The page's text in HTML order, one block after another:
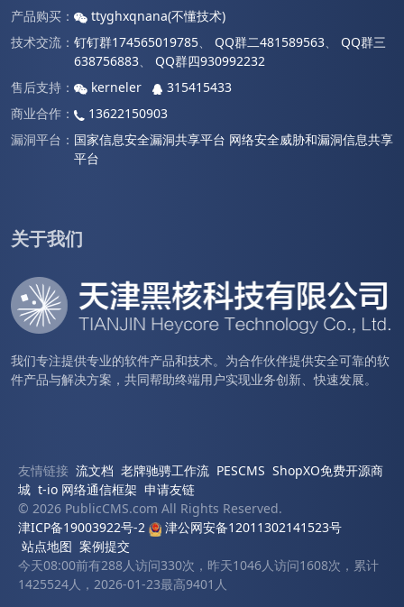
产品购买：
ttyghxqnana(不懂技术)
技术交流： 钉钉群174565019785、 QQ群二481589563、 QQ群三
638756883、 QQ群四930992232
售后支持：
kerneler
315415433
商业合作：
13622150903
漏洞平台： 国家信息安全漏洞共享平台 网络安全威胁和漏洞信息共享
平台
关于我们
我们专注提供专业的软件产品和技术。为合作伙伴提供安全可靠的软
件产品与解决方案，共同帮助终端用户实现业务创新、快速发展。
友情链接 流文档 老牌驰骋工作流 PESCMS ShopXO免费开源商
城 t-io 网络通信框架 申请友链
© 2026 PublicCMS.com All Rights Reserved.
津ICP备19003922号-2
津公网安备12011302141523号
站点地图 案例提交
今天08:00前有288人访问330次，昨天1046人访问1608次，累计
1425524人，2026-01-23最高9401人